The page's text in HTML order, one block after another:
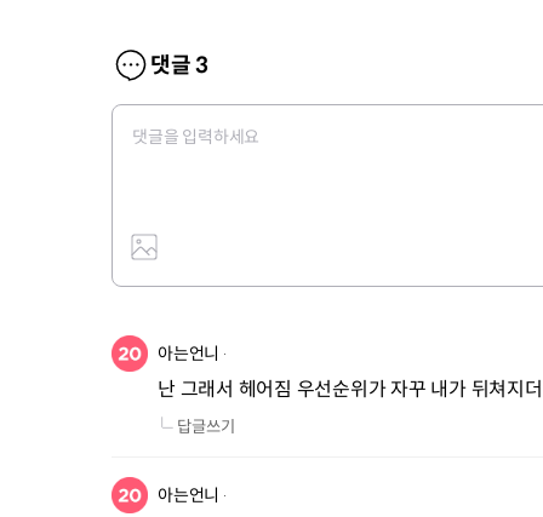
댓글3
아는언니
난 그래서 헤어짐 우선순위가 자꾸 내가 뒤쳐지
답글쓰기
아는언니